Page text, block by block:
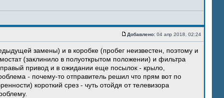
Добавлено: 04 апр 2018, 02:24
замены) и в коробке (пробег неизвестен, поэтому и
(заклинило в полуоткрытом положении) и фильтра
привод и в ожидании еще посылок - крыло,
- почему-то отправитель решил что прям вот по
короткий срез - чуть отойдя от телевизора